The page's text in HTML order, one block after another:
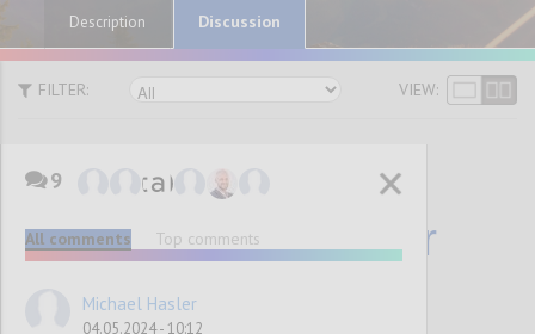
Description Discussion
FILTER: VIEW:
Datenstrategie für
Österreich
9
All comments Top comments
Michael Hasler
04.05.2024 - 10:12